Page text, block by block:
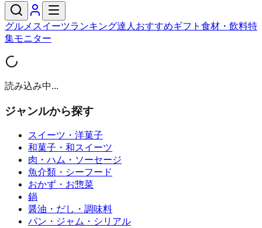
グルメ スイーツランキング達人おすすめギフト 食材・飲料特
集モニター
読み込み中...
ジャンルから探す
スイーツ・洋菓子
和菓子・和スイーツ
肉・ハム・ソーセージ
魚介類・シーフード
おかず・お惣菜
鍋
醤油・だし・調味料
パン・ジャム・シリアル